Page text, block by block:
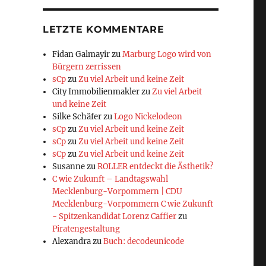
LETZTE KOMMENTARE
Fidan GalmayirzuMarburg Logo wird von
Bürgern zerrissen
sCpzuZu viel Arbeit und keine Zeit
City ImmobilienmaklerzuZu viel Arbeit
und keine Zeit
Silke SchäferzuLogo Nickelodeon
sCpzuZu viel Arbeit und keine Zeit
sCpzuZu viel Arbeit und keine Zeit
sCpzuZu viel Arbeit und keine Zeit
SusannezuROLLER entdeckt die Ästhetik?
C wie Zukunft – Landtagswahl
Mecklenburg-Vorpommern | CDU
Mecklenburg-Vorpommern C wie Zukunft
- Spitzenkandidat Lorenz Caffierzu
Piratengestaltung
AlexandrazuBuch: decodeunicode